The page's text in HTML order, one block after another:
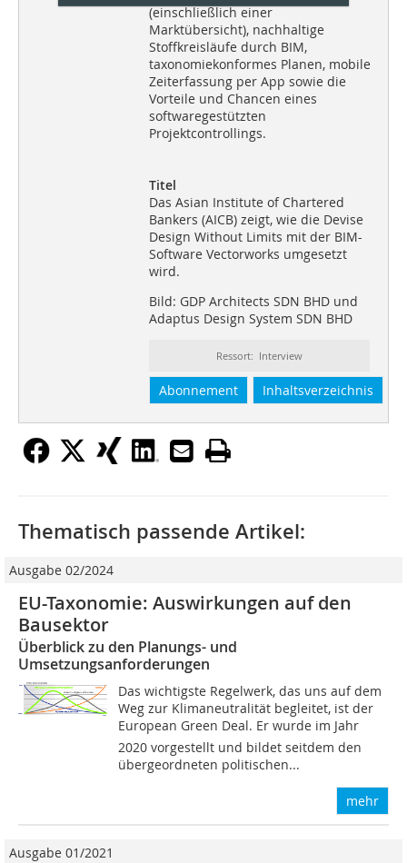
(einschließlich einer
Marktübersicht), nachhaltige
Stoffkreisläufe durch BIM,
taxonomiekonformes Planen, mobile
Zeiterfassung per App sowie die
Vorteile und Chancen eines
softwaregestützten
Projektcontrollings.
Titel
Das Asian Institute of Chartered
Bankers (AICB) zeigt, wie die Devise
Design Without Limits mit der BIM-
Software Vectorworks umgesetzt
wird.
Bild: GDP Architects SDN BHD und
Adaptus Design System SDN BHD
Ressort: Interview
Abonnement Inhaltsverzeichnis
Thematisch passende Artikel:
Ausgabe 02/2024
EU-Taxonomie: Auswirkungen auf den
Bausektor
Überblick zu den Planungs- und
Umsetzungsanforderungen
Das wichtigste Regelwerk, das uns auf dem
Weg zur Klimaneutralität begleitet, ist der
European Green Deal. Er wurde im Jahr
2020 vorgestellt und bildet seitdem den
übergeordneten politischen...
mehr
Ausgabe 01/2021